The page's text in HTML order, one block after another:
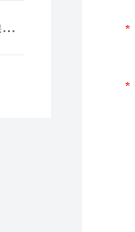
混凝土快速养护箱 加速养护箱的操作使用及技术参数